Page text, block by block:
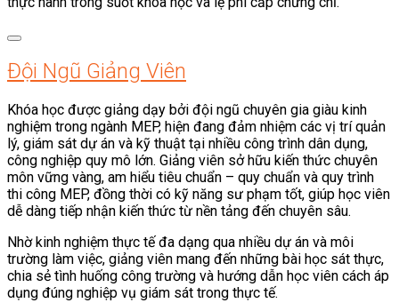
Đội Ngũ Giảng Viên
Khóa học được giảng dạy bởi đội ngũ chuyên gia giàu kinh
nghiệm trong ngành MEP, hiện đang đảm nhiệm các vị trí quản
lý, giám sát dự án và kỹ thuật tại nhiều công trình dân dụng,
công nghiệp quy mô lớn. Giảng viên sở hữu kiến thức chuyên
môn vững vàng, am hiểu tiêu chuẩn – quy chuẩn và quy trình
thi công MEP, đồng thời có kỹ năng sư phạm tốt, giúp học viên
dễ dàng tiếp nhận kiến thức từ nền tảng đến chuyên sâu.
Nhờ kinh nghiệm thực tế đa dạng qua nhiều dự án và môi
trường làm việc, giảng viên mang đến những bài học sát thực,
chia sẻ tình huống công trường và hướng dẫn học viên cách áp
dụng đúng nghiệp vụ giám sát trong thực tế.